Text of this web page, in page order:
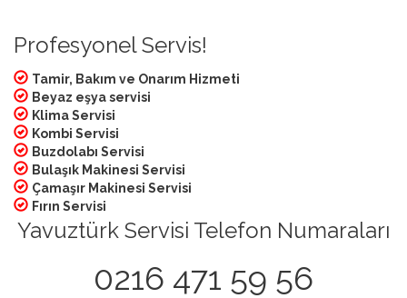
Profesyonel Servis!
Tamir, Bakım ve Onarım Hizmeti
Beyaz eşya servisi
Klima Servisi
Kombi Servisi
Buzdolabı Servisi
Bulaşık Makinesi Servisi
Çamaşır Makinesi Servisi
Fırın Servisi
Yavuztürk Servisi Telefon Numaraları
0216 471 59 56